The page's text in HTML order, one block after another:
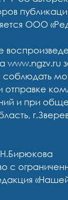
ООО
www.ngzv.ru
соблюдать
отправке
и при
с